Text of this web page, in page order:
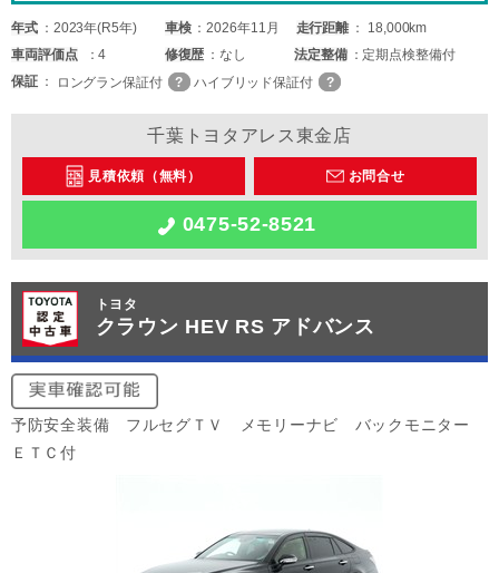
年式 2023年(R5年) 車検 2026年11月 走行距離
18,000km
車両評価点 4 修復歴 なし 法定整備
定期点検整備付
保証
ロングラン保証付 ハイブリッド保証付
千葉トヨタアレス東金店
見積依頼（無料） お問合せ
0475-52-8521
トヨタ
クラウン HEV RS アドバンス
予防安全装備 フルセグＴＶ メモリーナビ バックモニター
ＥＴＣ付